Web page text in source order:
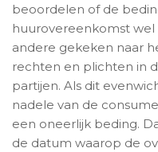
beoordelen of de
huurovereenkomst wel
andere gekeken naar
rechten en plichten in
partijen. Als dit
nadele van de
een oneerlijk beding.
de datum waarop de